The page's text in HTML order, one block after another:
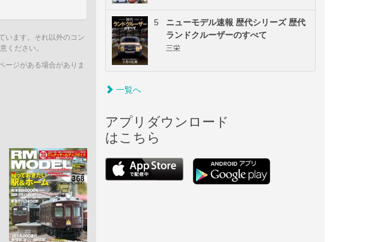
います。それ以外のコン
ください。
ージがある場合がありま
5
ニューモデル速報 歴代シリーズ 歴代
ランドクルーザーのすべて
三栄
一覧へ
アプリダウンロード
はこちら